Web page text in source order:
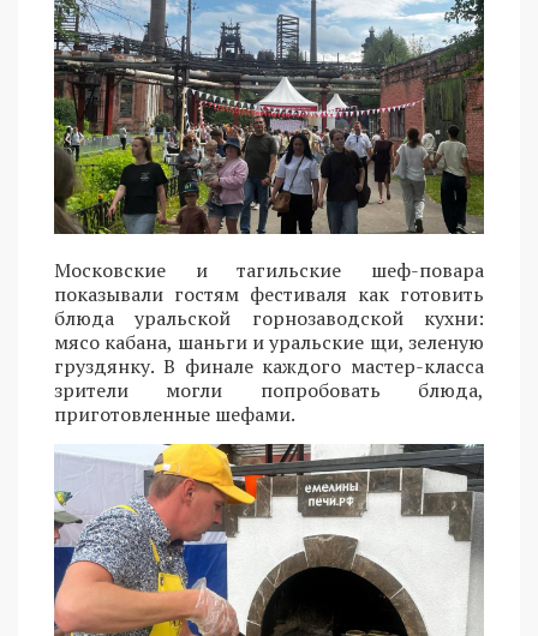
Московские и тагильские шеф-повара
показывали гостям фестиваля как готовить
блюда уральской горнозаводской кухни:
мясо кабана, шаньги и уральские щи, зеленую
груздянку. В финале каждого мастер-класса
зрители могли попробовать блюда,
приготовленные шефами.